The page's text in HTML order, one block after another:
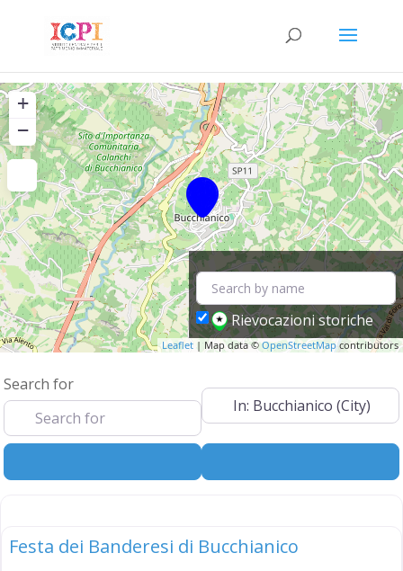
+
−
Leaflet | Map data © OpenStreetMapcontributors
Rievocazioni storiche
Search for
Near
Festa dei Banderesi di Bucchianico